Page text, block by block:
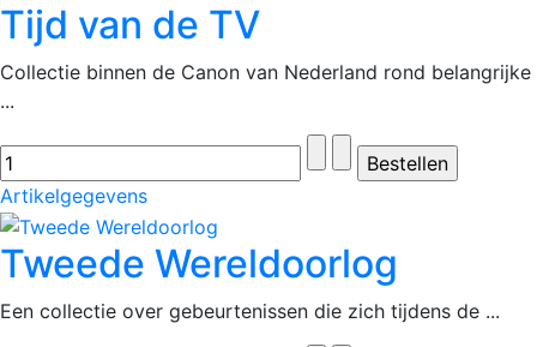
Tijd van de TV
Collectie binnen de Canon van Nederland rond belangrijke
...
Artikelgegevens
Tweede Wereldoorlog
Een collectie over gebeurtenissen die zich tijdens de ...